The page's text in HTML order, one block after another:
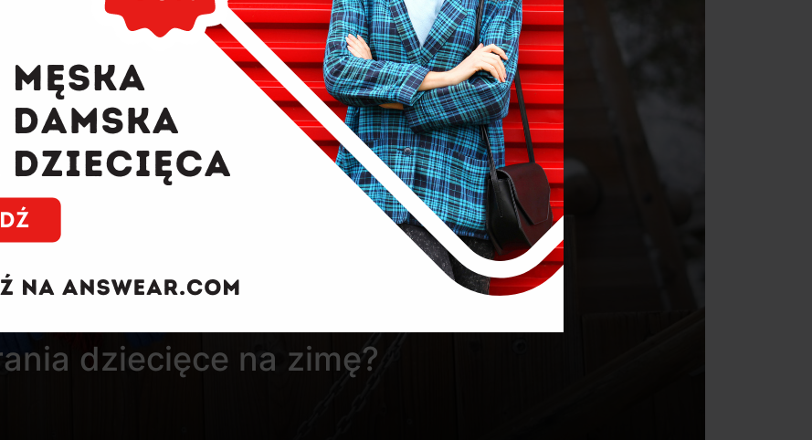
dziecięce na zimę?